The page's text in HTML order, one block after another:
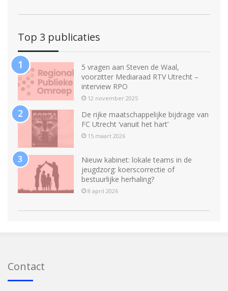
Top 3 publicaties
5 vragen aan Steven de Waal,
voorzitter Mediaraad RTV Utrecht –
interview RPO
12 november 2025
De rijke maatschappelijke bijdrage van
FC Utrecht ‘vanuit het hart’
15 maart 2026
Nieuw kabinet: lokale teams in de
jeugdzorg: koerscorrectie of
bestuurlijke herhaling?
8 april 2026
Contact